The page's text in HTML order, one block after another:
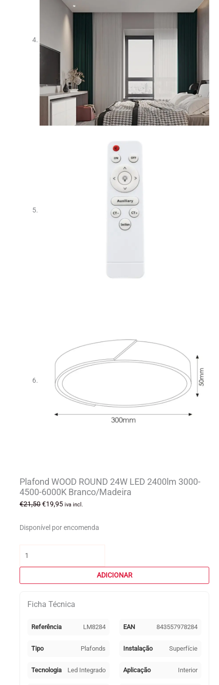
Plafond WOOD ROUND 24W LED 2400lm 3000-
4500-6000K Branco/Madeira
€21,50O
original
€21,50.
€19,95O
atual
€19,95.
iva incl.
Disponível por encomenda
WOOD
24W
2400lm
4500-
Branco/Madeira
ADICIONAR
Ficha Técnica
Referência LM8284 EAN 843557978284
Tipo Plafonds Instalação Superfície
Tecnologia Led Integrado Aplicação Interior